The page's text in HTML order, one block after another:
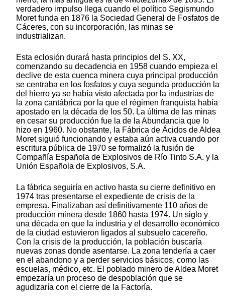
verdadero impulso llega cuando el político Segismundo
Moret funda en 1876 la Sociedad General de Fosfatos de
Cáceres, con su incorporación, las minas se
industrializan.
Esta eclosión durará hasta principios del S. XX,
comenzando su decadencia en 1958 cuando empieza el
declive de esta cuenca minera cuya principal producción
se centraba en los fosfatos y cuya segunda producción la
del hierro ya se había visto afectada por la industrias de
la zona cantábrica por la que el régimen franquista había
apostado en la década de los 50. La última de las minas
en cesar su producción fue la de la Abundancia que lo
hizo en 1960. No obstante, la Fábrica de Ácidos de Aldea
Moret siguió funcionando y estaba aún activa cuando por
escritura pública de 1970 se formalizó la fusión de
Compañía Española de Explosivos de Río Tinto S.A. y la
Unión Española de Explosivos, S.A.
La fábrica seguiría en activo hasta su cierre definitivo en
1974 tras presentarse el expediente de crisis de la
empresa. Finalizaban así definitivamente 110 años de
producción minera desde 1860 hasta 1974. Un siglo y
una década en que la industria y el desarrollo económico
de la ciudad estuvieron ligados al subsuelo cacereño.
Con la crisis de la producción, la población buscaría
nuevas zonas donde asentarse. La zona tendería a caer
en el abandono y a perder servicios básicos, como las
escuelas, médico, etc. El poblado minero de Aldea Moret
empezaría un proceso de despoblación que se
agudizaría con el cierre de la Factoría.